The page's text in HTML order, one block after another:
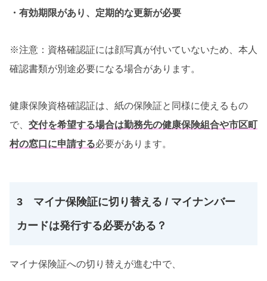
・有効期限があり、定期的な更新が必要
※注意：資格確認証には顔写真が付いていないため、本人
確認書類が別途必要になる場合があります。
健康保険資格確認証は、紙の保険証と同様に使えるもの
で、 交付を希望する場合は勤務先の健康保険組合や市区町
村の窓口に申請する必要があります。
3 マイナ保険証に切り替える / マイナンバー
カードは発行する必要がある？
マイナ保険証への切り替えが進む中で、